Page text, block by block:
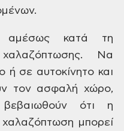
αμέσως κατά τη
Να
ή σε αυτοκίνητο και
τον ασφαλή χώρο,
ότι η
μπορεί